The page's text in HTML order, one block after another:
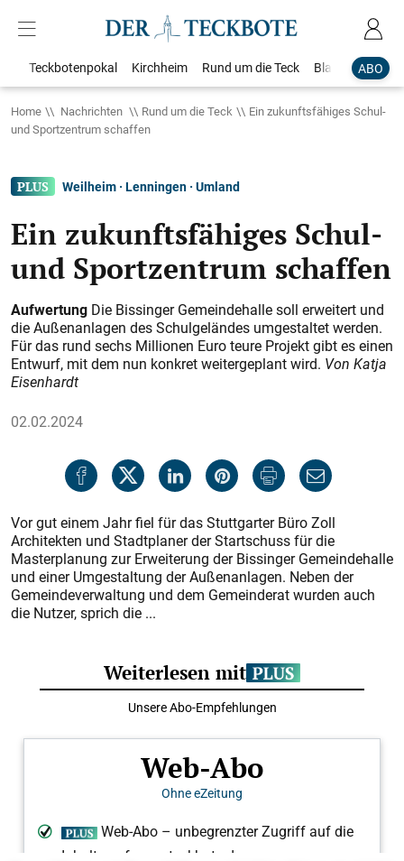
ABO
Teckbotenpokal Kirchheim Rund um die Teck Blaulicht
Home Nachrichten Rund um die Teck
Ein zukunftsfähiges Schul-
und Sportzentrum schaffen
Weilheim · Lenningen · Umland
Ein zukunftsfähiges Schul-
und Sportzentrum schaffen
Aufwertung Die Bissinger Gemeindehalle soll erweitert und
die Außenanlagen des Schulgeländes umgestaltet werden.
Für das rund sechs Millionen Euro teure Projekt gibt es einen
Entwurf, mit dem nun konkret weitergeplant wird. Von Katja
Eisenhardt
02.02.2024
Vor gut einem Jahr fiel für das Stuttgarter Büro Zoll
Architekten und Stadtplaner der Startschuss für die
Masterplanung zur Erweiterung der Bissinger Gemeindehalle
und einer Umgestaltung der Außenanlagen. Neben der
Gemeindeverwaltung und dem Gemeinderat wurden auch
die Nutzer, sprich die ...